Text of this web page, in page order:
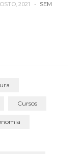
2021
SEM
Cursos